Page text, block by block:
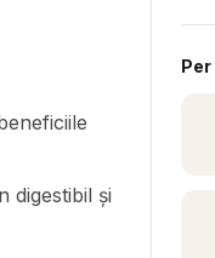
digestibil și
Per